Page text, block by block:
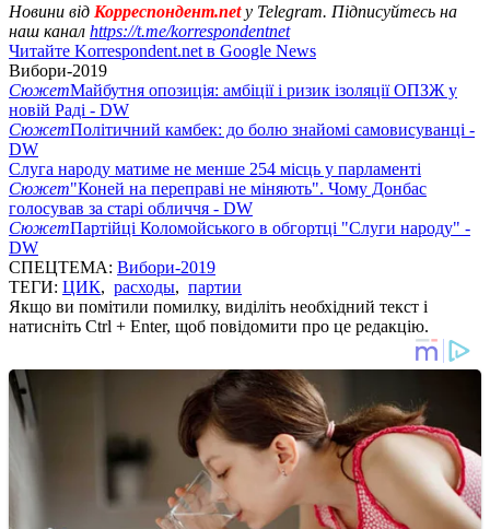
Новини від Корреспондент.netу Telegram. Підписуйтесь на
наш канал https://t.me/korrespondentnet
Читайте Korrespondent.net в Google News
Вибори-2019
СюжетМайбутня опозиція: амбіції і ризик ізоляції ОПЗЖ у
новій Раді - DW
СюжетПолітичний камбек: до болю знайомі самовисуванці -
DW
Слуга народу матиме не менше 254 місць у парламенті
Сюжет"Коней на переправі не міняють". Чому Донбас
голосував за старі обличчя - DW
СюжетПартійці Коломойського в обгортці "Слуги народу" -
DW
СПЕЦТЕМА: Вибори-2019
ТЕГИ: ЦИК, расходы, партии
Якщо ви помітили помилку, виділіть необхідний текст і
натисніть Ctrl + Enter, щоб повідомити про це редакцію.